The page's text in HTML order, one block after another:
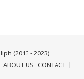
(2013 - 2023)
ABOUT US CONTACT